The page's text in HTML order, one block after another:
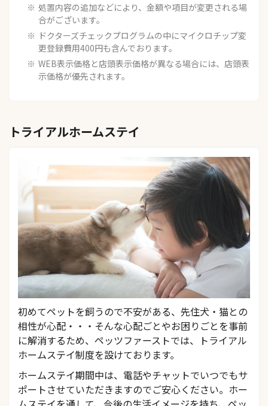
処置内容の追加などにより、金額や項目が変更される場
合がございます。
ドクターズチェックプログラムの中にマイクロチップ変
更登録費用400円も含んでおります。
WEB表示価格と店頭表示価格が異なる場合には、店頭表
示価格が優先されます。
トライアルホームステイ
初めてペットを飼うので不安がある、先住犬・猫との
相性が心配・・・そんな心配ごとやお困りごとを事前
に解消するため、ペッツファーストでは、トライアル
ホームステイ制度を設けております。
ホームステイ期間中は、電話やチャットでいつでもサ
ポートさせていただきますのでご安心ください。ホー